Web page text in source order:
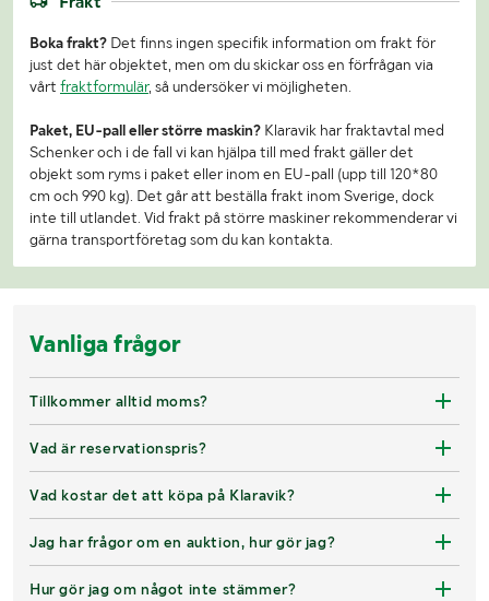
Boka frakt? Det finns ingen specifik information om frakt för
just det här objektet, men om du skickar oss en förfrågan via
vårt fraktformulär, så undersöker vi möjligheten.
Paket, EU-pall eller större maskin? Klaravik har fraktavtal med
Schenker och i de fall vi kan hjälpa till med frakt gäller det
objekt som ryms i paket eller inom en EU-pall (upp till 120*80
cm och 990 kg). Det går att beställa frakt inom Sverige, dock
inte till utlandet. Vid frakt på större maskiner rekommenderar vi
gärna transportföretag som du kan kontakta.
Vanliga frågor
Tillkommer alltid moms?
Vad är reservationspris?
Vad kostar det att köpa på Klaravik?
Jag har frågor om en auktion, hur gör jag?
Hur gör jag om något inte stämmer?